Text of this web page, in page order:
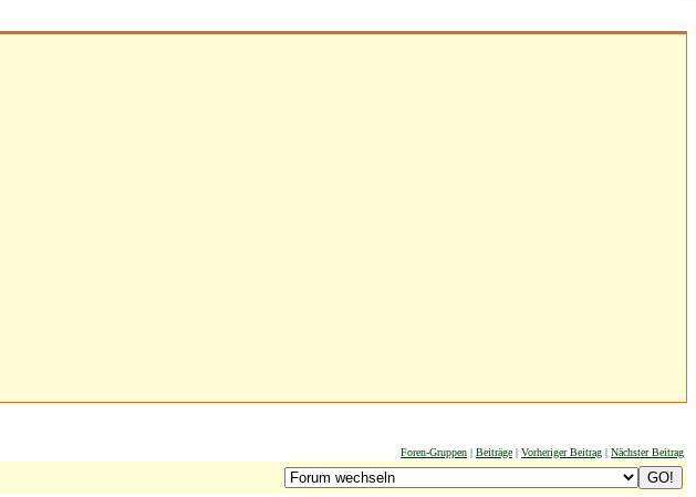
Foren-Gruppen | Beiträge | Vorheriger Beitrag | Nächster Beitrag